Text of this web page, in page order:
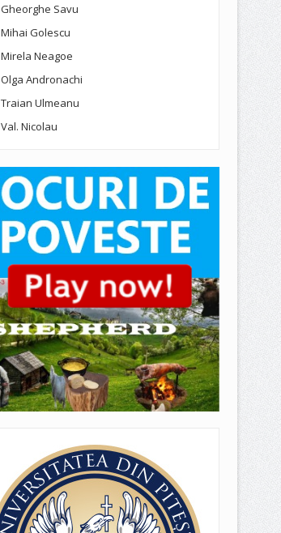
Gheorghe Savu
Mihai Golescu
Mirela Neagoe
Olga Andronachi
Traian Ulmeanu
Val. Nicolau